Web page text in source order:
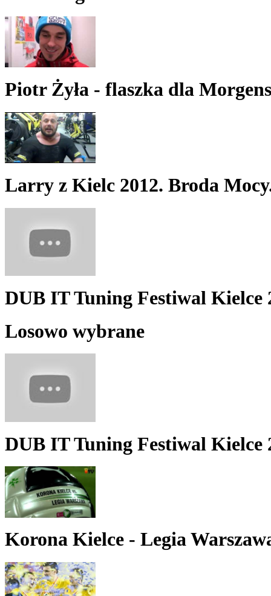
Piotr Żyła - flaszka dla
Larry z Kielc 2012. Broda
DUB IT Tuning Festiwal Kielce
Losowo wybrane
DUB IT Tuning Festiwal Kielce
Korona Kielce - Legia